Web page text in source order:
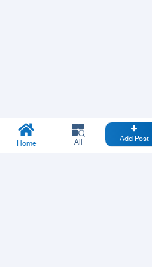
Home All Add Post